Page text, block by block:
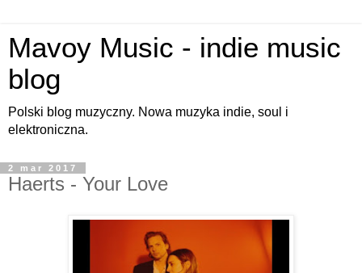
Mavoy Music - indie music
blog
Polski blog muzyczny. Nowa muzyka indie, soul i
elektroniczna.
2 mar 2017
Haerts - Your Love